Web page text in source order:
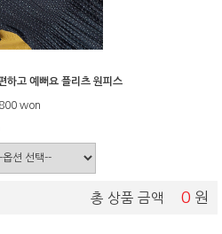
하고 예뻐요 플리츠 원피스
won
총 상품 금액 0 원